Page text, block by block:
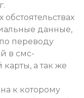
данные,
переводу
в смс-
а так же
к которому